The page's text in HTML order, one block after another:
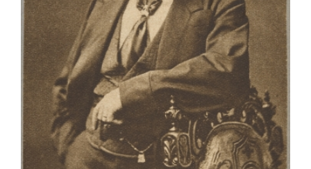
Opiskelijat
Haku: